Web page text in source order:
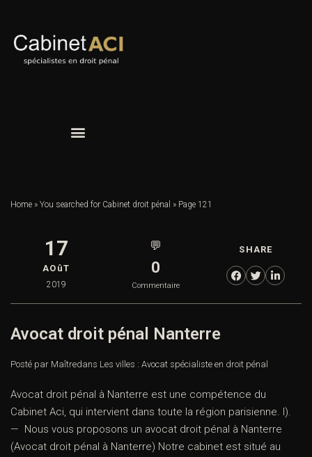
Home » You searched for Cabinet droit pénal » Page 121
17
AOûT
2019
💬
0
Commentaire
SHARE
Avocat droit pénal Nanterre
Posté par Maîtredans Les villes : Avocat spécialiste en droit pénal
Avocat droit pénal à Nanterre est une compétence du
Cabinet Aci, qui intervient dans toute la région parisienne. I).
— Nous vous proposons un avocat droit pénal à Nanterre
(Avocat droit pénal à Nanterre) Notre cabinet est situé au